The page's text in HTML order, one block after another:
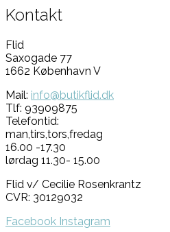
Kontakt
Flid
Saxogade 77
1662 København V
Mail: info@butikflid.dk
Tlf: 93909875
Telefontid:
man,tirs,tors,fredag
16.00 -17.30
lørdag 11.30- 15.00
Flid v/ Cecilie Rosenkrantz
CVR: 30129032
Facebook Instagram